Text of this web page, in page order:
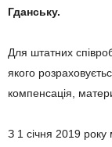
Гданську.
Для штатних
якого
компенсація,
З 1 січня 2019 року